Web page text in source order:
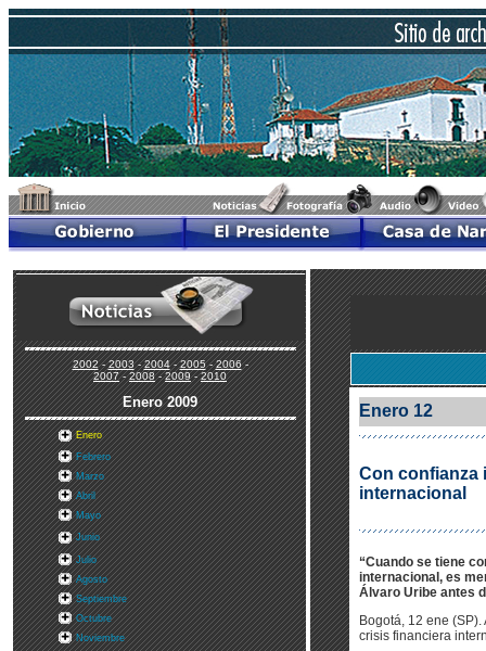
2002-2003-2004-2005-2006-
2007-2008-2009-2010
Enero2009
Enero
Febrero
Marzo
Abril
Mayo
Junio
Julio
Agosto
Septiembre
Octubre
Noviembre
Enero 12
Con confianza
internacional
“Cuando se tiene
internacional, es
Álvaro Uribe antes
Bogotá, 12 ene
crisis financiera